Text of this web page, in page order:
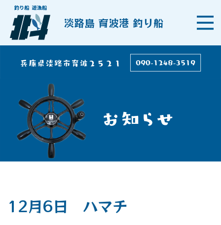
淡路島 育波港 釣り船
12月6日 ハマチ